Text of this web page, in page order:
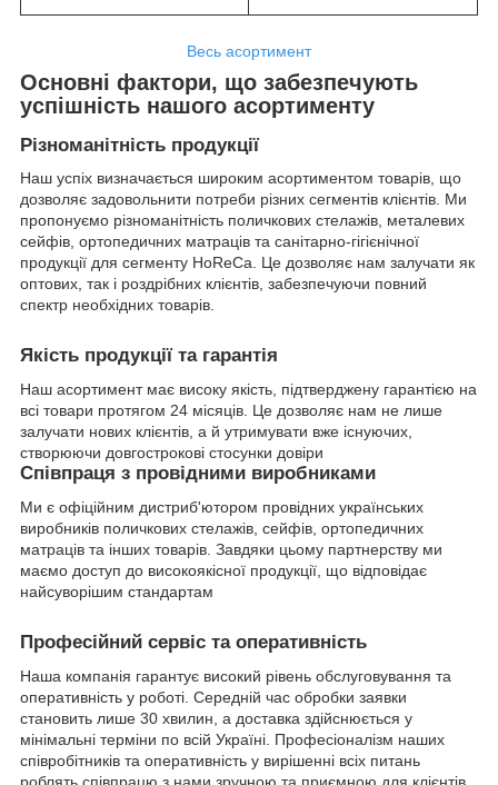
Весь асортимент
Основні фактори, що забезпечують
успішність нашого асортименту
Різноманітність продукції
Наш успіх визначається широким асортиментом товарів, що
дозволяє задовольнити потреби різних сегментів клієнтів. Ми
пропонуємо різноманітність поличкових стелажів, металевих
сейфів, ортопедичних матраців та санітарно-гігієнічної
продукції для сегменту HoReCa. Це дозволяє нам залучати як
оптових, так і роздрібних клієнтів, забезпечуючи повний
спектр необхідних товарів.
Якість продукції та гарантія
Наш асортимент має високу якість, підтверджену гарантією на
всі товари протягом 24 місяців. Це дозволяє нам не лише
залучати нових клієнтів, а й утримувати вже існуючих,
створюючи довгострокові стосунки довіри
Співпраця з провідними виробниками
Ми є офіційним дистриб'ютором провідних українських
виробників поличкових стелажів, сейфів, ортопедичних
матраців та інших товарів. Завдяки цьому партнерству ми
маємо доступ до високоякісної продукції, що відповідає
найсуворішим стандартам
Професійний сервіс та оперативність
Наша компанія гарантує високий рівень обслуговування та
оперативність у роботі. Середній час обробки заявки
становить лише 30 хвилин, а доставка здійснюється у
мінімальні терміни по всій Україні. Професіоналізм наших
співробітників та оперативність у вирішенні всіх питань
роблять співпрацю з нами зручною та приємною для клієнтів.